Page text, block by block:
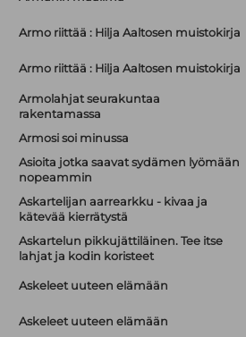
Armo riittää : Hilja Aaltosen muistokirja
Armo riittää : Hilja Aaltosen muistokirja
Armolahjat seurakuntaa
rakentamassa
Armosi soi minussa
Asioita jotka saavat sydämen lyömään
nopeammin
Askartelijan aarrearkku - kivaa ja
kätevää kierrätystä
Askartelun pikkujättiläinen. Tee itse
lahjat ja kodin koristeet
Askeleet uuteen elämään
Askeleet uuteen elämään